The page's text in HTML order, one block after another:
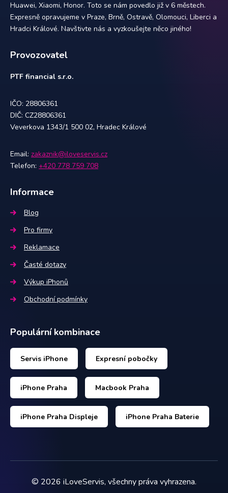
Huawei, Xiaomi, Honor. Toto se nám povedlo již v 6 městech.
Expresně opravujeme v Praze, Brně, Ostravě, Olomouci, Liberci a
Hradci Králové. Navštivte nás a vyzkoušejte něco jiného!
Provozovatel
PTF financial s.r.o.
IČO: 28806361
DIČ: CZ28806361
Veverkova 1343/1 500 02, Hradec Králové
Email: zakaznik@iloveservis.cz
Telefon: +420 778 759 708
Informace
Blog
Pro firmy
Reklamace
Časté dotazy
Výkup iPhonů
Obchodní podmínky
Populární kombinace
Servis iPhone Expresní pobočky
iPhone Praha Macbook Praha
iPhone Praha Displeje iPhone Praha Baterie
© 2026 iLoveServis, všechny práva vyhrazena.